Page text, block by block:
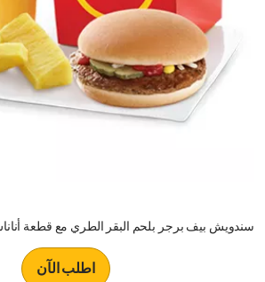
سندويش بيف برجر بلحم البقر الطري مع قطعة
اطلب الآن